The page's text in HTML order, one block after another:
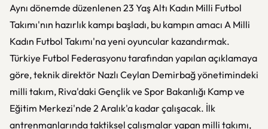
Aynı dönemde düzenlenen 23 Yaş Altı Kadın Milli Futbol
Takımı'nın hazırlık kampı başladı, bu kampın amacı A Milli
Kadın Futbol Takımı'na yeni oyuncular kazandırmak.
Türkiye Futbol Federasyonu tarafından yapılan açıklamaya
göre, teknik direktör Nazlı Ceylan Demirbağ yönetimindeki
milli takım, Riva'daki Gençlik ve Spor Bakanlığı Kamp ve
Eğitim Merkezi'nde 2 Aralık'a kadar çalışacak. İlk
antrenmanlarında taktiksel çalışmalar yapan milli takımı,